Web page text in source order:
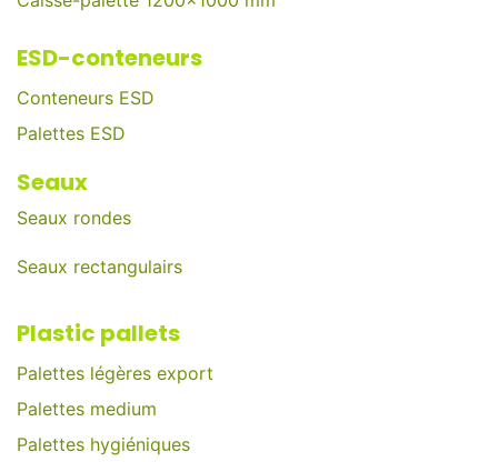
ESD-conteneurs
Conteneurs ESD
Palettes ESD
Seaux
Seaux rondes
Seaux rectangulairs
Plastic pallets
Palettes légères export
Palettes medium
Palettes hygiéniques